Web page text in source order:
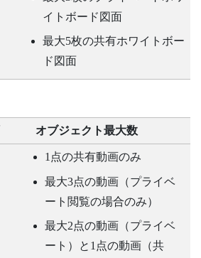
イトボード図面
最大5枚の共有ホワイトボー
ド図面
オブジェクト最大数
1点の共有動画のみ
最大3点の動画（プライベ
ート閲覧の場合のみ）
最大2点の動画（プライベ
ート）と1点の動画（共